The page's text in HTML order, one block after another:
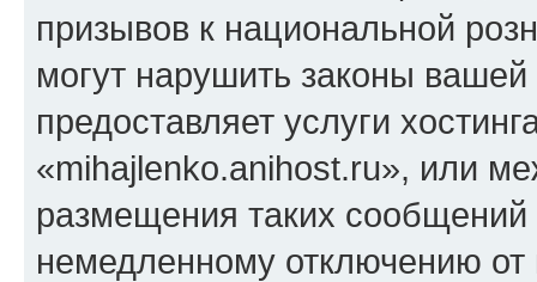
призывов к национальной
могут нарушить законы
предоставляет услуги
«mihajlenko.anihost.ru», или
размещения таких
немедленному отключению